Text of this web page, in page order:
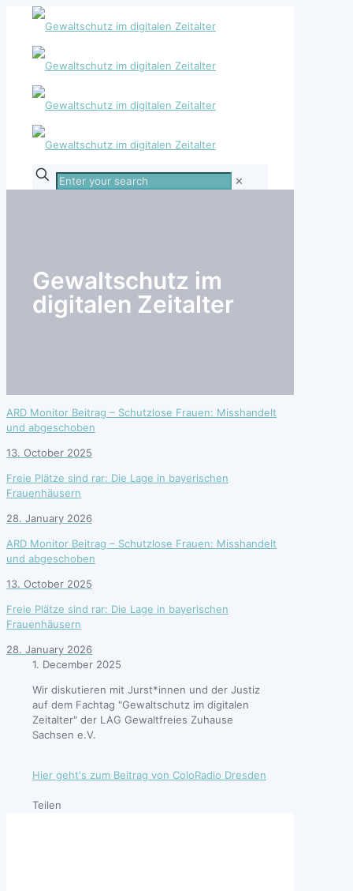
Enter
your
✕
Gewaltschutz im
digitalen Zeitalter
ARD Monitor Beitrag – Schutzlose Frauen: Misshandelt
und abgeschoben
13. October 2025
Freie Plätze sind rar: Die Lage in bayerischen
Frauenhäusern
28. January 2026
ARD Monitor Beitrag – Schutzlose Frauen: Misshandelt
und abgeschoben
13. October 2025
Freie Plätze sind rar: Die Lage in bayerischen
Frauenhäusern
28. January 2026
1. December 2025
Wir diskutieren mit Jurst*innen und der Justiz
auf dem Fachtag "Gewaltschutz im digitalen
Zeitalter" der LAG Gewaltfreies Zuhause
Sachsen e.V.
Hier geht's zum Beitrag von ColoRadio Dresden
Teilen